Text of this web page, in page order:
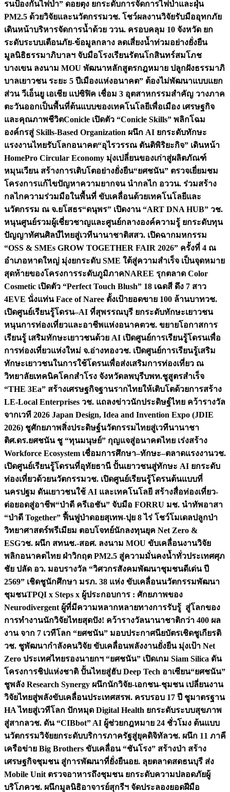
รนป้องกันไฟป่า” ดอยตุง ยกระดับการจัดการไฟป่าและฝุ่น
PM2.5 ด้วยวิจัยและนวัตกรรมวช. โชว์ผลงานวิจัยรับมืออุทกภัย
เดินหน้าบริหารจัดการน้ำด้วย ววน. ครอบคลุม 10 จังหวัด ยก
ระดับระบบเตือนภัย-ข้อมูลกลาง ลดเสี่ยงน้ำท่วมอย่างยั่งยืน
มูลนิธิธรรมาภิบาลฯ จับมือโรงเรียนรัตนโกสินทร์สมโภช
บางเขน ลงนาม MOU พัฒนาหลักสูตรกฎหมาย ปลูกฝังธรรมาภิ
บาลเยาวชน ระยะ 5 ปีเมืองแห่งอนาคต” ต้องไม่พัฒนาแบบแยก
ส่วน วีเอ็นยู เอเชีย แปซิฟิค เชื่อม 3 อุตสาหกรรมสำคัญ วางภาค
ตะวันออกเป็นพื้นที่ต้นแบบของเทคโนโลยีเพื่อเมือง เศรษฐกิจ
และคุณภาพชีวิตConicle เปิดตัว “Conicle Skills” พลิกโฉม
องค์กรสู่ Skills-Based Organization ผนึก AI ยกระดับทักษะ
แรงงานไทยรับโลกอนาคต“อุไรวรรณ ตันติพิริยะกิจ” เดินหน้า
HomePro Circular Economy มุ่งเปลี่ยนของเก่าสู่ผลิตภัณฑ์
หมุนเวียน สร้างการเติบโตอย่างยั่งยืน“ยศชนัน” ตรวจเยี่ยมชม
โครงการแก้ไขปัญหาความยากจน นำกลไก อววน. ร่วมสร้าง
กลไกความร่วมมือในพื้นที่ ขับเคลื่อนด้วยเทคโนโลยีและ
นวัตกรรม ณ จ.ยโสธร“ดนุพร” เปิดงาน “ART DNA HUB” วช.
หนุนศูนย์รวมผู้เชี่ยวชาญและศูนย์กลางองค์ความรู้ ยกระดับทุน
ปัญญาทัศนศิลป์ไทยสู่เวทีนานาชาติสสว. เปิดฉากมหกรรม
“OSS & SMEs GROW TOGETHER FAIR 2026” ครั้งที่ 4 ณ
อำเภอหาดใหญ่ มุ่งยกระดับ SME ใต้สู่ความสำเร็จ เป็นจุดหมาย
สุดท้ายของโครงการระดับภูมิภาคNAREE รุกตลาด Color
Cosmetic เปิดตัว “Perfect Touch Blush” 18 เฉดสี ดึง 7 สาว
4EVE นั่งแท่น Face of Naree ตั้งเป้ายอดขาย 100 ล้านบาทวช.
เปิดศูนย์เรียนรู้โดรน–AI ที่สุพรรณบุรี ยกระดับทักษะเยาวชน
หนุนการท่องเที่ยวและอาชีพแห่งอนาคตวช. ขยายโอกาสการ
เรียนรู้ เสริมทักษะเยาวชนด้วย AI เปิดศูนย์การเรียนรู้โดรนเพื่อ
การท่องเที่ยวแห่งใหม่ จ.อ่างทองวช. เปิดศูนย์การเรียนรู้เสริม
ทักษะเยาวชนในการใช้โดรนเพื่อส่งเสริมการท่องเที่ยว ณ
วิทยาลัยเทคนิคโคกสำโรง จังหวัดลพบุรีบพท.ชูสูตรสำเร็จ
“THE 3Ea” สร้างเศรษฐกิจฐานรากไทยให้เติบโตด้วยการสร้าง
LE-Local Enterprises วช. แถลงข่าวนักประดิษฐ์ไทย คว้ารางวัล
จากเวที 2026 Japan Design, Idea and Invention Expo (JDIE
2026) ชูศักยภาพสิ่งประดิษฐ์นวัตกรรมไทยสู่เวทีนานาชา
ติศ.ดร.ยศชนัน ชู “ทุนมนุษย์” กุญแจสู่อนาคตไทย เร่งสร้าง
Workforce Ecosystem เชื่อมการศึกษา–ทักษะ–ตลาดแรงงานวช.
เปิดศูนย์เรียนรู้โดรนที่อุทัยธานี ปั้นเยาวชนสู่ทักษะ AI ยกระดับ
ท่องเที่ยวด้วยนวัตกรรมวช. เปิดศูนย์เรียนรู้โดรนต้นแบบที่
นครปฐม ดันเยาวชนใช้ AI และเทคโนโลยี สร้างสื่อท่องเที่ยว-
ต่อยอดสู่อาชีพ“ป่าดี ครีเอชัน” จับมือ FORRU มช. นำทัพอาสา
“ป่าดี Together” ฟื้นฟูป่าดอยสุเทพ-ปุย 8 ไร่ โชว์โมเดลปลูกป่า
วิทยาศาสตร์พรีเมียม ตอบโจทย์นักลงทุนยุค Net Zero &
ESGวช. ผนึก สทนช.-สอศ. ลงนาม MOU ขับเคลื่อนงานวิจัย
พลิกอนาคตไทย ฝ่าวิกฤต PM2.5 สู่ความมั่นคงน้ำทั่วประเทศศุภ
ชัย ปลัด อว. มอบรางวัล “วิศวกรสังคมพัฒนาชุมชนดีเด่น ปี
2569” เชิดชูนักศึกษา มรภ. 38 แห่ง ขับเคลื่อนนวัตกรรมพัฒนา
ชุมชนTPQI x Steps x ผู้ประกอบการ : ศักยภาพของ
Neurodivergent ผู้ที่มีความหลากหลายทางการรับรู้ สู่โลกของ
การทำงานนักวิจัยไทยสุดปัง! คว้ารางวัลนานาชาติกว่า 400 ผล
งาน จาก 7 เวทีโลก “ยศชนัน” มอบประกาศนียบัตรเชิดชูเกียรติ
วช. ชูพัฒนากำลังคนวิจัย ขับเคลื่อนพลังงานยั่งยืน มุ่งเป้า Net
Zero ประเทศไทยรองนายกฯ “ยศชนัน” เปิดเกม Siam Silica ดัน
โครงการชิปแห่งชาติ ปั้นไทยสู่ฮับ Deep Tech อาเซียน“ยศชนัน”
ชูพลัง Research Synergy ผนึกนักวิจัย-เอกชน-ชุมชน เปลี่ยนงาน
วิจัยไทยสู่พลังขับเคลื่อนประเทศสรพ. ครบรอบ 17 ปี ชูมาตรฐาน
HA ไทยสู่เวทีโลก ปักหมุด Digital Health ยกระดับระบบสุขภาพ
สู่สากลวช. ดัน “CIBbot” AI ผู้ช่วยกฎหมาย 24 ชั่วโมง ต้นแบบ
นวัตกรรมวิจัยยกระดับบริการภาครัฐสู่ยุคดิจิทัลวช. ผนึก 11 ภาคี
เครือข่าย Big Brothers ขับเคลื่อน “ชันโรง” สร้างป่า สร้าง
เศรษฐกิจชุมชน สู่การพัฒนาที่ยั่งยืนอย. ลุยตลาดสดธนบุรี ส่ง
Mobile Unit ตรวจอาหารถึงชุมชน ยกระดับความปลอดภัยผู้
บริโภควช. ผนึกมูลนิธิอาจารย์สุกรีฯ จัดประลองยอดฝีมือ